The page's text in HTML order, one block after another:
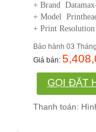
+ Brand
+ Model
+ Print
03 Tháng
GỌI ĐẶT